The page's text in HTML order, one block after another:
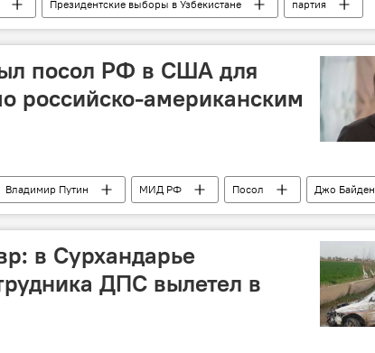
Президентские выборы в Узбекистане партия
посол РФ в США для
российско-американским
Владимир Путин МИД РФ Посол Джо Байден
в Сурхандарье
ДПС вылетел в